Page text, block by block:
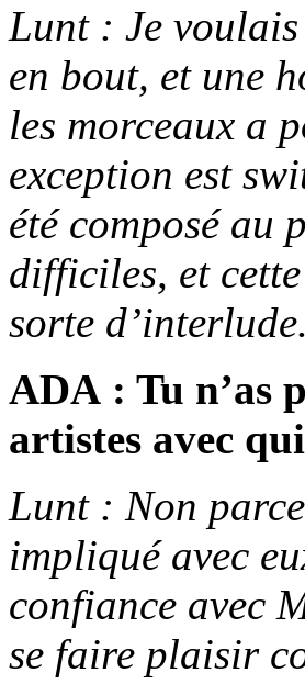
Lunt : Je
en bout, et une
les morceaux a
exception est
été composé au
difficiles, et
sorte d’interlude.
ADA : Tu n’as
artistes avec
Lunt : Non
impliqué avec
confiance avec
se faire plaisir